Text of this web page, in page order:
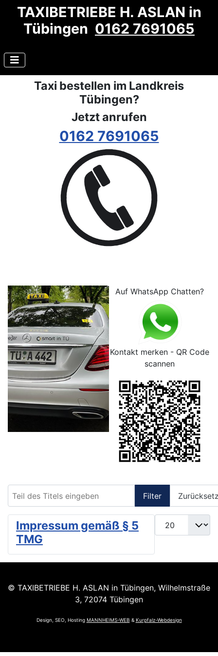
TAXIBETRIEBE H. ASLAN in
Tübingen 0162 7691065
Taxi bestellen im Landkreis
Tübingen?
Jetzt anrufen
0162 7691065
Auf WhatsApp Chatten?
Kontakt merken - QR Code
scannen
Filter
Anzeige #
Impressum gemäß § 5
TMG
© TAXIBETRIEBE H. ASLAN in Tübingen, Wilhelmstraße
3, 72074 Tübingen
Design, SEO, Hosting MANNHEIMS-WEB & Kurpfalz-Webdesign